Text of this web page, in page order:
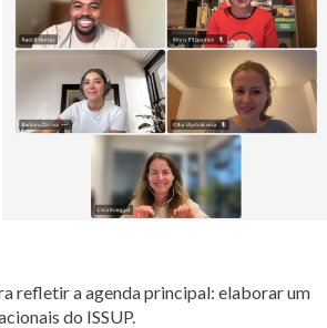
refletir a agenda principal: elaborar um
do ISSUP.